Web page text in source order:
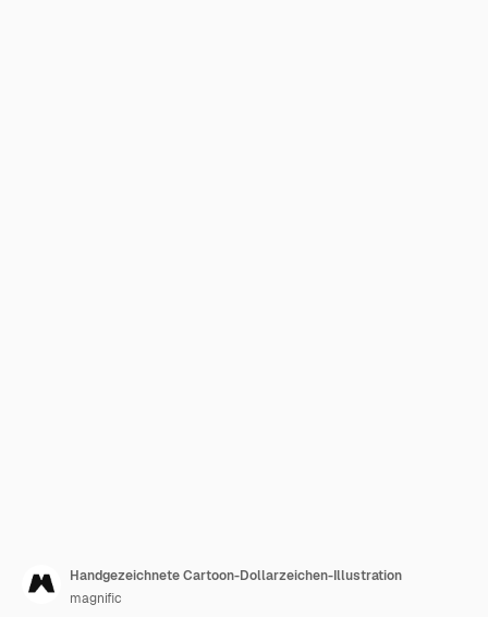
Handgezeichnete Cartoon-Dollarzeichen-Illustration
magnific